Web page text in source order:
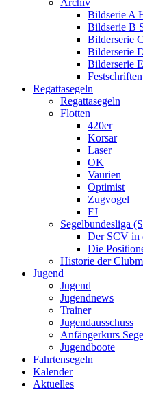
Archiv
Bildserie A
Bildserie B
Bilderserie
Bilderserie
Bilderserie
Regattasegeln
Regattasegeln
Flotten
420er
Korsar
Laser
OK
Vaurien
Optimist
Zugvogel
FJ
Segelbundesliga
Der SCV in
Die
Historie der
Jugend
Jugend
Jugendnews
Trainer
Jugendausschuss
Anfängerkurs
Jugendboote
Fahrtensegeln
Kalender
Aktuelles